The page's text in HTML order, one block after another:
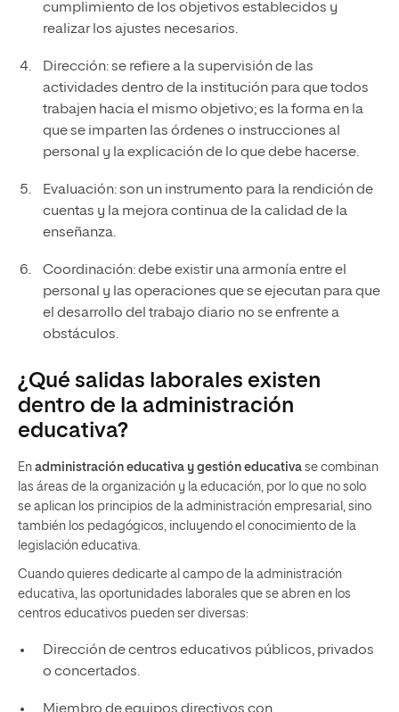
cumplimiento de los objetivos establecidos y
realizar los ajustes necesarios.
Dirección: se refiere a la supervisión de las
actividades dentro de la institución para que todos
trabajen hacia el mismo objetivo; es la forma en la
que se imparten las órdenes o instrucciones al
personal y la explicación de lo que debe hacerse.
Evaluación: son un instrumento para la rendición de
cuentas y la mejora continua de la calidad de la
enseñanza.
Coordinación: debe existir una armonía entre el
personal y las operaciones que se ejecutan para que
el desarrollo del trabajo diario no se enfrente a
obstáculos.
¿Qué salidas laborales existen
dentro de la administración
educativa?
En administración educativa y gestión educativa se combinan
las áreas de la organización y la educación, por lo que no solo
se aplican los principios de la administración empresarial, sino
también los pedagógicos, incluyendo el conocimiento de la
legislación educativa.
Cuando quieres dedicarte al campo de la administración
educativa, las oportunidades laborales que se abren en los
centros educativos pueden ser diversas:
Dirección de centros educativos públicos, privados
o concertados.